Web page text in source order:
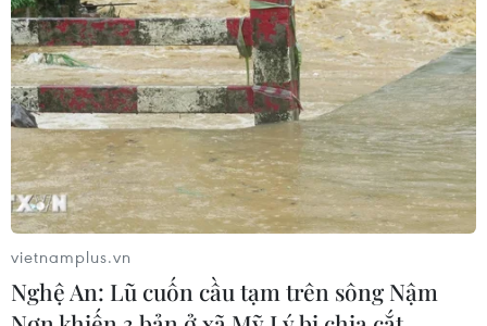
Thảm sát tại Tây Bắc Nigeria khiến ít
nhất 30 người thiệt mạng
27/07/2026 22:54
AfDB cảnh báo "siêu" El Nino có thể
khiến châu Phi thiệt hại 20 tỷ USD
26/07/2026 15:42
vietnamplus.vn
Nghệ An: Lũ cuốn cầu tạm trên sông Nậm